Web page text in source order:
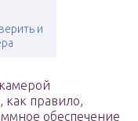
и
как правило,
обеспечение